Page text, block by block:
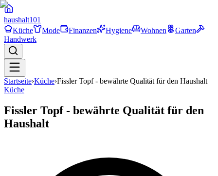
haushalt101
Küche
Mode Finanzen Hygiene Wohnen
Garten
Handwerk
Startseite›Küche›Fissler Topf - bewährte Qualität für den Haushalt
Küche
Fissler Topf - bewährte Qualität für den
Haushalt